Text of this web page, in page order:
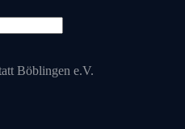
Böblingen e.V.